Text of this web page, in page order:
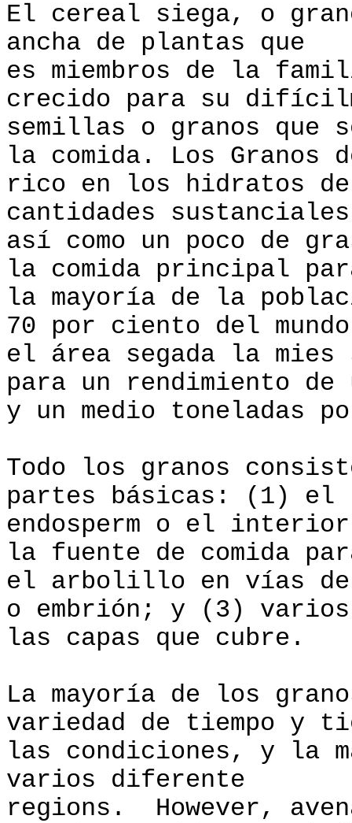
El cereal siega, o
ancha de plantas que
es miembros de la
crecido para su
semillas o granos que
la comida. Los
rico en los hidratos de
cantidades
así como un poco de
la comida principal
la mayoría de la
70 por ciento del mundo
el área segada la
para un rendimiento
y un medio toneladas
Todo los granos
partes básicas: (1) el
endosperm o el
la fuente de comida
el arbolillo en vías
o embrión; y (3) varios
las capas que cubre.
La mayoría de los
variedad de tiempo y
las condiciones, y la
varios diferente
regions. However,